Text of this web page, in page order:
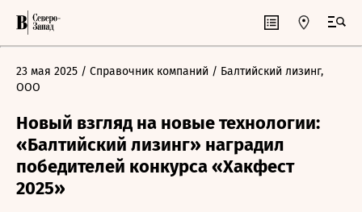
23 мая 2025 / Справочник компаний / Балтийский лизинг,
ООО
Новый взгляд на новые технологии:
«Балтийский лизинг» наградил
победителей конкурса «Хакфест
2025»